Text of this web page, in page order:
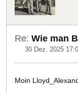
Re: Wie man
30 Dez. 2025
Moin